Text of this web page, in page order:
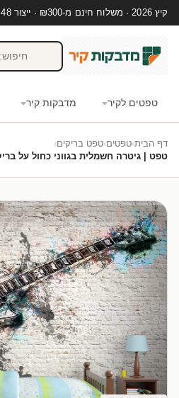
קיץ 2026 · משלוח חינם מ-₪300 · ייצור 48 שעות · 15,000+ לקוחות מרוצים
טפטים לקיר מדבקות קיר
דף הבית›טפטים›טפט בריקים›
טפט | גיטרה חשמלית בגווני כחול על